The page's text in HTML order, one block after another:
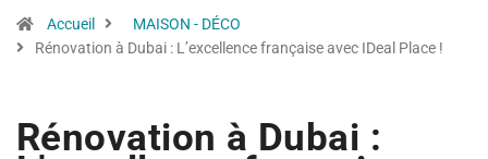
Accueil
MAISON - DÉCO
Rénovation à Dubai : L’excellence française avec IDeal Place !
Rénovation à Dubai :